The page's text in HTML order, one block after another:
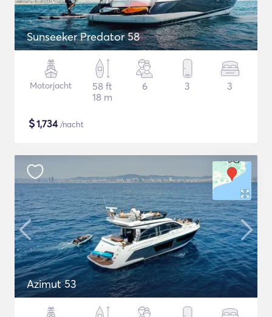
Sunseeker Predator 58
Motorjacht
58 ft
18 m
6 3 3
$1,734/nacht
Azimut 53